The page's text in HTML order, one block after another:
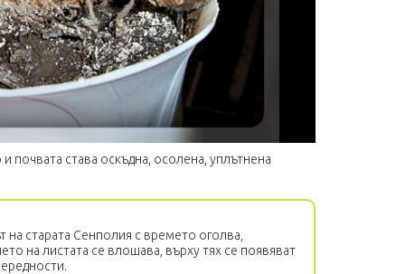
почвата става оскъдна, осолена, уплътнена
на старата Сенполия с времето оголва,
на листата се влошава, върху тях се появяват